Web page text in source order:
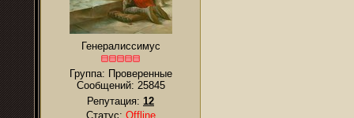
Генералиссимус
Группа: Проверенные
Сообщений: 25845
Репутация: 12
Статус: Offline